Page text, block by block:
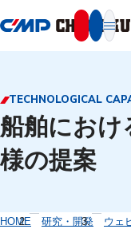
TECHNOLOGICAL
船舶におけ
様の提案
HOME 研究・開発
ウェ